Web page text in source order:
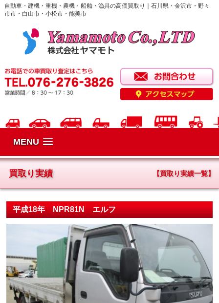
自動車・建機・重機・農機・船舶・漁具の高価買取り｜石川県・金沢市・野々
市市・白山市・小松市・能美市
MENU
買取り実績 【買取り実績一覧】
平成18年 NPR81N エルフ